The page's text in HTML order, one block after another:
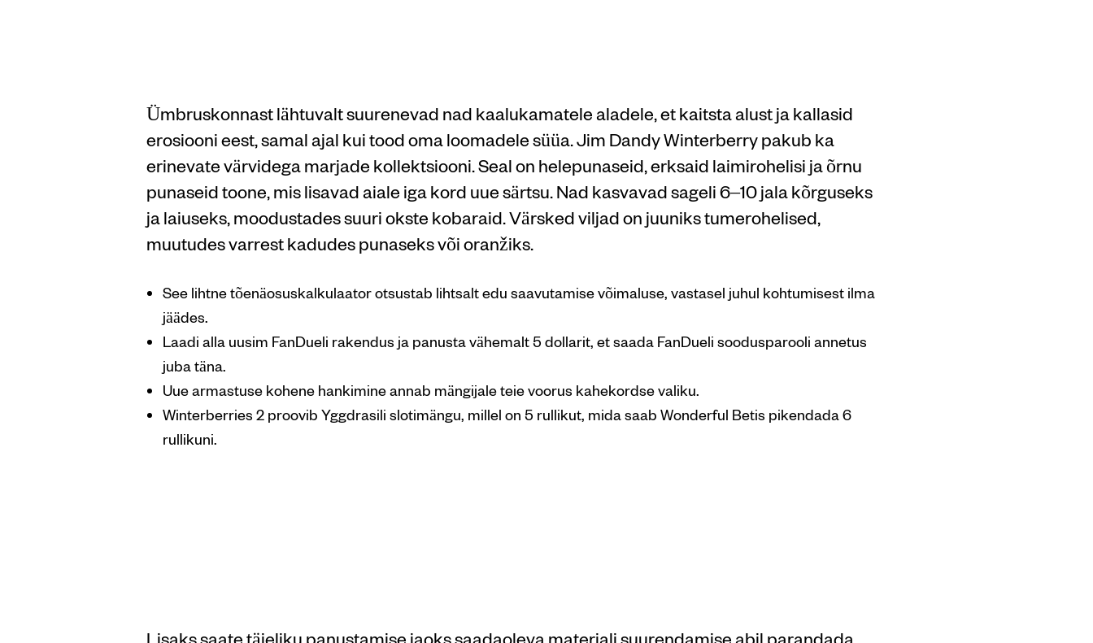
Ümbruskonnast lähtuvalt suurenevad nad kaalukamatele aladele, et kaitsta alust ja kallasid
erosiooni eest, samal ajal kui tood oma loomadele süüa. Jim Dandy Winterberry pakub ka
erinevate värvidega marjade kollektsiooni. Seal on helepunaseid, erksaid laimirohelisi ja õrnu
punaseid toone, mis lisavad aiale iga kord uue särtsu. Nad kasvavad sageli 6–10 jala kõrguseks
ja laiuseks, moodustades suuri okste kobaraid. Värsked viljad on juuniks tumerohelised,
muutudes varrest kadudes punaseks või oranžiks.
See lihtne tõenäosuskalkulaator otsustab lihtsalt edu saavutamise võimaluse, vastasel juhul kohtumisest ilma
jäädes.
Laadi alla uusim FanDueli rakendus ja panusta vähemalt 5 dollarit, et saada FanDueli soodusparooli annetus
juba täna.
Uue armastuse kohene hankimine annab mängijale teie voorus kahekordse valiku.
Winterberries 2 proovib Yggdrasili slotimängu, millel on 5 rullikut, mida saab Wonderful Betis pikendada 6
rullikuni.
Lisaks saate täieliku panustamise jaoks saadaoleva materjali suurendamise abil parandada